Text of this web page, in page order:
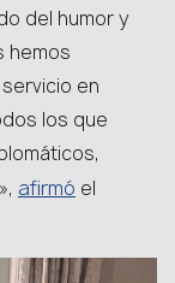
del humor y
hemos
en
los que
afirmó el